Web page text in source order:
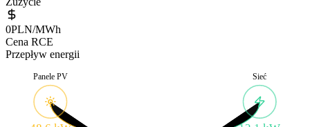
0PLN/MWh
Cena RCE
Przepływ energii
Panele PV Sieć